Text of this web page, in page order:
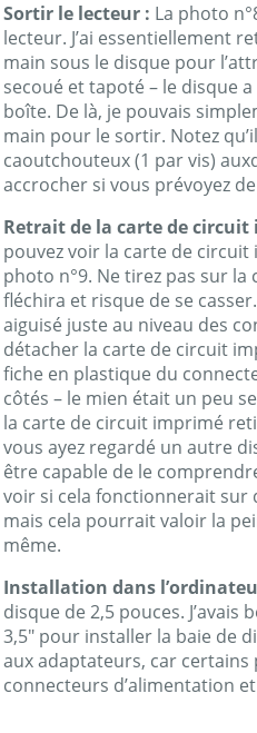
Sortir le lecteur : La photo
lecteur. J’ai essentiellement
main sous le disque pour
secoué et tapoté – le disque
boîte. De là, je pouvais
main pour le sortir. Notez
caoutchouteux (1 par vis)
accrocher si vous prévoyez
Retrait de la carte de circuit
pouvez voir la carte de
photo n°9. Ne tirez pas sur
fléchira et risque de se
aiguisé juste au niveau des
détacher la carte de circuit
fiche en plastique du
côtés – le mien était un peu
la carte de circuit imprimé
vous ayez regardé un autre
être capable de le
voir si cela fonctionnerait sur
mais cela pourrait valoir la
même.
Installation dans
disque de 2,5 pouces. J’avais
3,5″ pour installer la baie de
aux adaptateurs, car certains
connecteurs d’alimentation